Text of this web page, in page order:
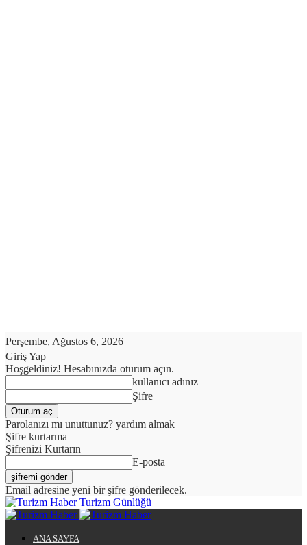
Perşembe, Ağustos 6, 2026
Giriş Yap
Hoşgeldiniz! Hesabınızda oturum açın.
kullanıcı adınız
Şifre
Parolanızı mı unuttunuz? yardım almak
Şifre kurtarma
Şifrenizi Kurtarın
E-posta
Email adresine yeni bir şifre gönderilecek.
Turizm Günlüğü
ANA SAYFA